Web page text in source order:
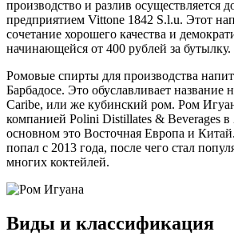
производство и разлив осуществляется
предприятием Vittone 1842 S.l.u. Этот
сочетание хорошего качества и
начинающейся от 400 рублей за бутылку.
Ромовые спирты для производства
Барбадосе. Это обуславливает название
Caribe, или же кубинский ром. Ром
компанией Polini Distillates & Beverages
основном это Восточная Европа и
попал с 2013 года, после чего стал
многих коктейлей.
Виды и классификация